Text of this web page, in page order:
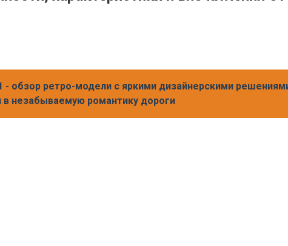
обзор ретро-модели с яркими дизайнерскими
в незабываемую романтику дороги